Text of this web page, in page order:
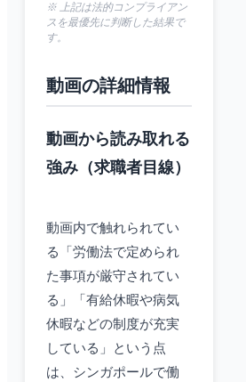
※ 上記は法的コンプライアン
スを最優先に判断した結果で
す。
動画の詳細情報
動画から読み取れる
強み（求職者目線）
動画内で触れられてい
る「労働法で定められ
た事項が厳守されてい
る」「有給休暇や病気
休暇などの制度が充実
している」という点
は、シンガポールで働